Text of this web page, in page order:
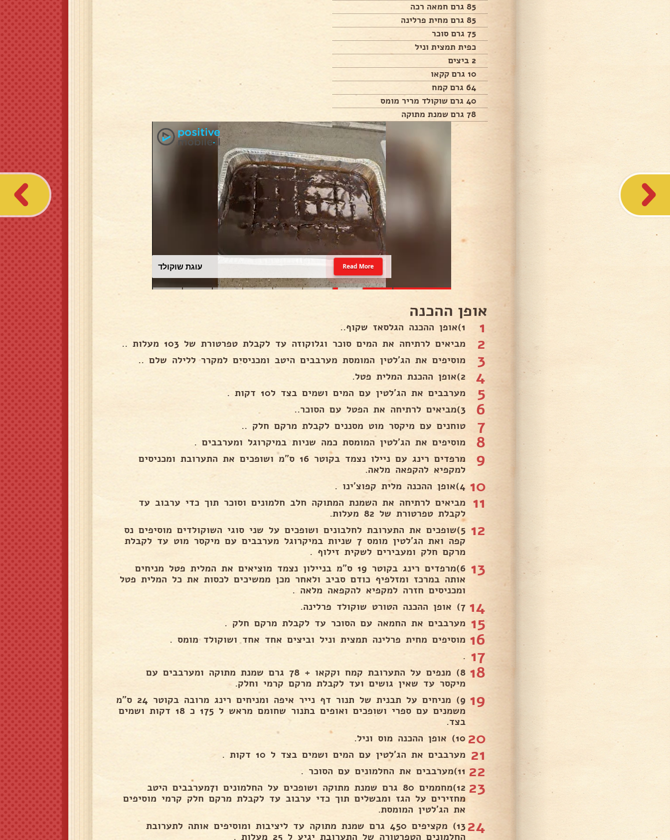
85 גרם חמאה רכה
85 גרם מחית פרלינה
75 גרם סוכר
כפית תמצית וניל
2 ביצים
10 גרם קקאו
64 גרם קמח
40 גרם שוקולד מריר מומס
78 גרם שמנת מתוקה
עוגת שוקולד Read More
אופן ההכנה
1 1)אופן ההכנה הגלסאז שקוף..
2 מביאים לרתיחה את המים סוכר וגלוקוזה עד לקבלת טפרטורת של 103 מעלות ..
3 מוסיפים את הג'לטין המומסת מערבבים היטב ומכניסים למקרר ללילה שלם ..
4 2)אופן ההכנת המלית פטל.
5 מערבבים את הג'לטין עם המים ושמים בצד ל10 דקות .
6 3)מביאים לרתיחה את הפטל עם הסוכר..
7 טוחנים עם מיקסר מוט מסננים לקבלת מרקם חלק ..
8 מוסיפים את הג'לטין המומסת כמה שניות במיקרוגל ומערבבים .
9
מרפדים רינג עם ניילו נצמד בקוטר 16 ס"מ ושופכים את התערובת ומכניסים
למקפיא להקפאה מלאה.
10 4)אופן ההכנה מלית קפוצ'ינו .
11
מביאים לרתיחה את השמנת המתוקה חלב חלמונים וסוכר תוך כדי ערבוב עד
לקבלת טפרטורת של 82 מעלות.
12
5)שופכים את התערובת לחלבונים ושופכים על שני סוגי השוקולדים מוסיפים נס
קפה ואת הג'לטין מומס 7 שניות במיקרוגל מערבבים עם מיקסר מוט עד לקבלת
מרקם חלק ומעבירים לשקית זילוף .
13
6)מרפדים רינג בקוטר 19 ס"מ בניילון נצמד מוציאים את המלית פטל מניחים
אותה במרכז ומזלפיף כודם סביב ולאחר מכן ממשיכים לכסות את כל המלית פטל
ומכניסים חזרה למקפיא להקפאה מלאה .
14 7) אופן ההכנה הטורט שוקולד פרלינה.
15 מערבבים את החמאה עם הסוכר עד לקבלת מרקם חלק .
16 מוסיפים מחית פרלינה תמצית וניל וביצים אחד אחד ושוקולד מומס .
17
.
18
8) מנפים על התערובת קמח וקקאו + 78 גרם שמנת מתוקה ומערבבים עם
מיקסר עד שאין גושים ועד לקבלת מרקם קרמי וחלק.
19
9) מניחים על תבנית של תנור דף נייר איפה ומניחים רינג מרובה בקוטר 24 ס"מ
משמנים עם ספרי ושופכים ואופים בתנור שחומם מראש ל 175 כ 18 דקות ושמים
בצד.
20 10) אופן ההכנה מוס וניל.
21 מערבבים את הג'לטין עם המים ושמים בצד ל 10 דקות .
22 11)מערבבים את החלמונים עם הסוכר .
23
12)מחממים 80 גרם שמנת מתוקה ושופכים על החלמונים ו7מערבבים היטב
מחזירים על הגז ומבשלים תוך כדי ערבוב עד לקבלת מרקם חלק קרמי מוסיפים
את הג'לטין המומסת.
24
13) מקציפים 450 גרם שמנת מתוקה עד ליציבות ומוסיפים אותה לתערובת
החלמונים הטפרטורה של התערובת יגיע ל 25 מעלות .